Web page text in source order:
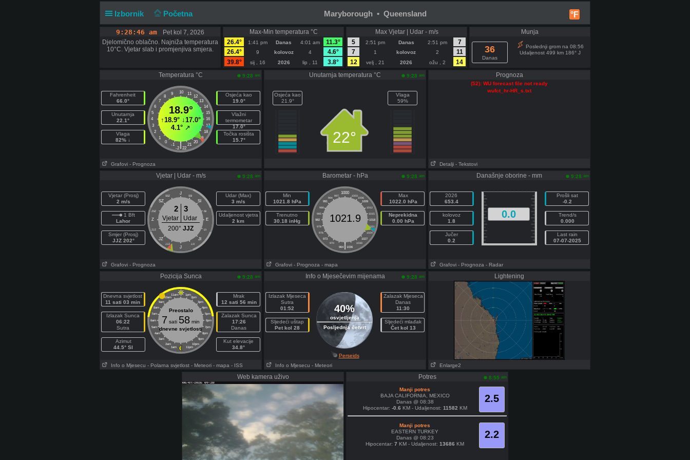
Izbornik Početna °F
Maryborough • Queensland
9:28:46 am
Pet kol 7, 2026
Djelomično oblačno. Najniža temperatura
10°C. Vjetar slab i promjenjiva smjera.
Max-Min temperatura °C
26.4°
1:41 pm Danas 4:01 am
11.3°
26.4°
9 kolovoz 4
4.6°
39.8°
sij , 16 2026 lip , 11 3.8°
Max Vjetar | Udar - m/s
5
2:51 pm Danas 2:51 pm
7
7
1 kolovoz 2
11
12
velj , 21 2026 ožu , 2 14
Munja
36
Danas
Poslednji grom na 08:56
Udaljenost 499 km 186° J
Temperatura °C 9:28 am
Fahrenheit
66.0°
Unutarnja
22.1°
Vlaga
82% ↓
10
9 11
8
12
7
13
6
14
5
15
4
16
3
17
2
18
1
19
0
20
-1 21
|
-2 22
18.9°
↑18.9° ↓17.0°
4.1° ↗
Osjeća kao
19.0°
Vlažni
termometar
17.0°
Točka rosišta
15.7°
Grafovi - Prognoza
Unutarnja temperatura °C 9:28 am
Osjeća kao
21.9°
22°
Vlaga
59%
Prognoza
(52): WU forecast file not ready
wufct_hr-HR_s.txt
Detalji - Tekstovi
Vjetar | Udar - m/s 9:28 am
Vjetar (Prosj)
2 m/s
1 Bft
Lahor
Smjer (Prosj)
JJZ 202°
J
SSZ SSI
SZ SI
ZSZ ISI
Z E
ZJZ IJI
JZ JI
JJZ JJI
J
2 3
Vjetar
Udar
200° JJZ
Udar (Max)
3 m/s
Udaljenost vjetra
2 km
Grafovi - Prognoza
Barometar - hPa 9:28 am
Min
1021.8 hPa
Trenutno
30.18 inHg
1000
997 1003
994
1006
991
1009
988
1012
985
1015
982
1018
979
1021
976
1024
973
1027
970
1030
|
964 1036
1021.9
Max
1022.0 hPa
Neprekidna
0.00 hPa
Grafovi - Prognoza - mapa
Današnje oborine - mm 9:28 am
2026
653.4
kolovoz
1.8
Jučer
0.2
0.0
Prošli sat
-0.2
Trend/s
0.000
Last rain
07-07-2025
Grafovi - Prognoza - Radar
Pozicija Sunca 9:28 am
Dnevna svjetlost
11 sati 03 min
Izlazak Sunca
06:22
Sutra
Azimut
44.5° SI
11am 1pm
10am 2pm
9am 3pm
8am 4pm
7am 5pm
6am 6pm
5am 7pm
4am 8pm
3am 9pm
2am 10pm
1am 11pm
Preostalo
7 sati 58 min
dnevne svjetlosti
Mrak
12 sati 56 min
Zalazak Sunca
17:26
Danas
Kut elevacije
34.8°
Info o Mjesecu - Polarna svjetlost - Meteori - mapa - ISS
Info o Mjesečevim mijenama 9:28 am
Izlazak Mjeseca
Sutra
01:52
Sljedeći uštap
Pet kol 28
40%
osvjetljenja
Posljednja četvrt
Zalazak Mjeseca
Danas
11:30
Sljedeći mlađak
Čet kol 13
Perseids
Info o Mjesecu - Meteori
Lightening
Enlarge2
Web kamera uživo Potres 8:55 am
2.5
Manji potres
BAJA CALIFORNIA, MEXICO
Danas @ 08:38
Hipocentar: -0.6 KM - Udaljenost: 11582 KM
2.2
Manji potres
EASTERN TURKEY
Danas @ 08:23
Hipocentar: 7 KM - Udaljenost: 13686 KM